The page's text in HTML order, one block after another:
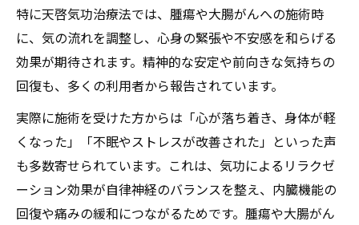
特に天啓気功治療法では、腫瘍や大腸がんへの施術時
に、気の流れを調整し、心身の緊張や不安感を和らげる
効果が期待されます。精神的な安定や前向きな気持ちの
回復も、多くの利用者から報告されています。
実際に施術を受けた方からは「心が落ち着き、身体が軽
くなった」「不眠やストレスが改善された」といった声
も多数寄せられています。これは、気功によるリラクゼ
ーション効果が自律神経のバランスを整え、内臓機能の
回復や痛みの緩和につながるためです。腫瘍や大腸がん